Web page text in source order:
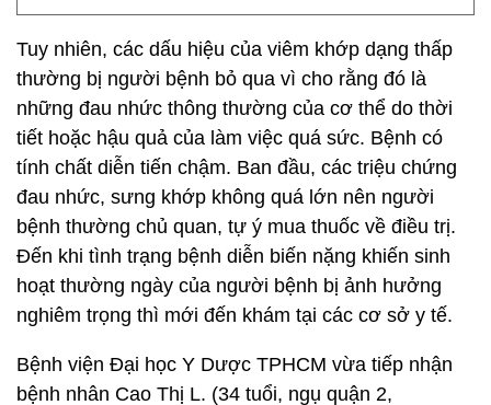
Tuy nhiên, các dấu hiệu của viêm khớp dạng thấp
thường bị người bệnh bỏ qua vì cho rằng đó là
những đau nhức thông thường của cơ thể do thời
tiết hoặc hậu quả của làm việc quá sức. Bệnh có
tính chất diễn tiến chậm. Ban đầu, các triệu chứng
đau nhức, sưng khớp không quá lớn nên người
bệnh thường chủ quan, tự ý mua thuốc về điều trị.
Đến khi tình trạng bệnh diễn biến nặng khiến sinh
hoạt thường ngày của người bệnh bị ảnh hưởng
nghiêm trọng thì mới đến khám tại các cơ sở y tế.
Bệnh viện Đại học Y Dược TPHCM vừa tiếp nhận
bệnh nhân Cao Thị L. (34 tuổi, ngụ quận 2,